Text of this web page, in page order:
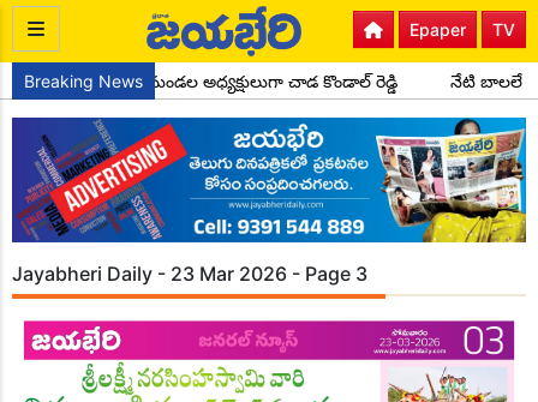
TV
Epaper
Breaking News
పార్టీ సైదాపూర్ మండల అధ్యక్షులుగా చాడ కొండాల్ రెడ్డి నేటి బాలలే
Jayabheri Daily - 23 Mar 2026 - Page 3